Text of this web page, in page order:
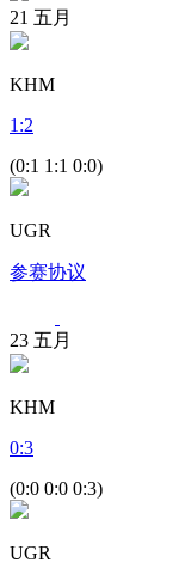
21 五月
KHM
1 :2
(0:1 1:1 0:0)
UGR
参赛协议
23 五月
KHM
0:3
(0:0 0:0 0:3)
UGR